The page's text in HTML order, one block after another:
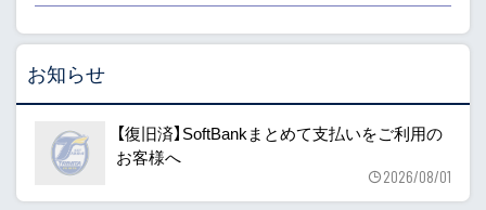
お知らせ
【復旧済】SoftBankまとめて支払いをご利用の
お客様へ
2026/08/01